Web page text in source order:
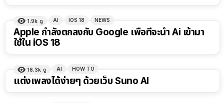
1.9k ดู AI IOS 18 NEWS
Apple กำลังตกลงกับ Google เพื่อที่จะนำ Ai เข้ามา
ใช้ใน iOS 18
16.3k ดู AI HOW TO
แต่งเพลงได้ง่ายๆ ด้วยเว็บ Suno AI